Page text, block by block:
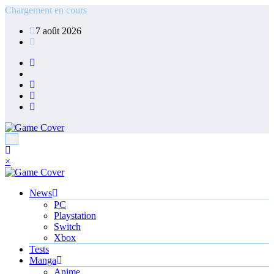
Aller
contenu
Chargement en cours
7 août 2026
×
News
PC
Playstation
Switch
Xbox
Tests
Manga
Anime